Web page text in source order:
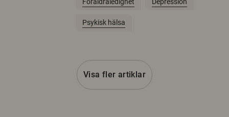
Psykisk hälsa
Visa fler artiklar